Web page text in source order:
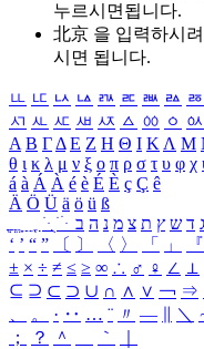
누르시면됩니다.
北京 을 입력하시
시면 됩니다.
ㅥ ㅦ ㅧ ㅨ ㅩ ㅪ ㅫ ㅬ ㅭ
ㅺ ㅻ ㅼ ㅽ ㅾ ㅿ ㆀ ㆁ ㆂ
Α Β ΓΔ Ε Ζ Η Θ Ι ΚΛ Μ
θ ι κ λ μ ν ξ ο π ρ σ τ υ φ χ
á à Á À é è É È ç Ç ê
Ä Ö Ü ä ö ü ß
ִֶֹ ֻּ ׁׂ ג ד ש ץ ת צ מ נ ה ב
‘ ’ “ ” 〔 〕 〈 〉 「 」 『
± × ÷ ≠ ≤ ≥ ∞ ∴ ♂ ♀ ∠ ⊥
⊆ ⊇ ⊂ ⊃ ∪ ∩ ∧ ∨ ￢ ⇒
、
。 · ‥ … ¨ 〃 ― ＼
；
？ ＾ ｀